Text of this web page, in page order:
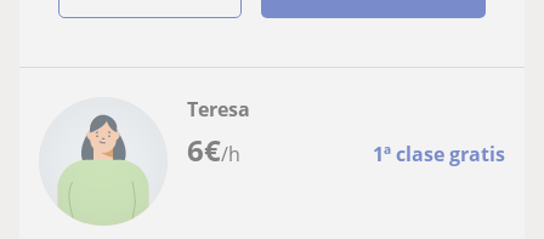
6€/h 1ª clase gratis
Teresa